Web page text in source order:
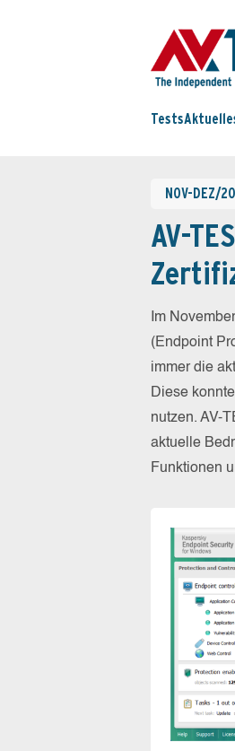
Tests
NOV-DEZ/
AV-
Im
(Endpoint
immer die
Diese
nutzen. AV-
aktuelle
Funktionen